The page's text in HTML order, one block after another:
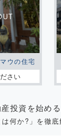
ウの住宅
さい
投資を始め
は何か?」を徹底